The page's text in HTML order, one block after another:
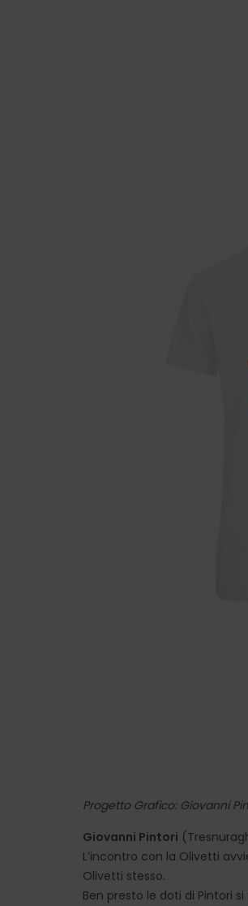
Progetto Grafico: Giovanni
Giovanni Pintori
L’incontro con la Olivetti
Olivetti stesso.
Ben presto le doti di Pintori